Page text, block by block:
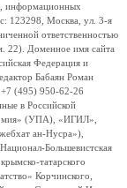
информационных
123298, Москва, ул. 3-я
ответственностью
22). Доменное имя сайта
Федерация и
Бабаян Роман
(495) 950-62-26
в Российской
(УПА), «ИГИЛ»,
ан-Нусра»),
Большевистская
татарского
Корчинского,